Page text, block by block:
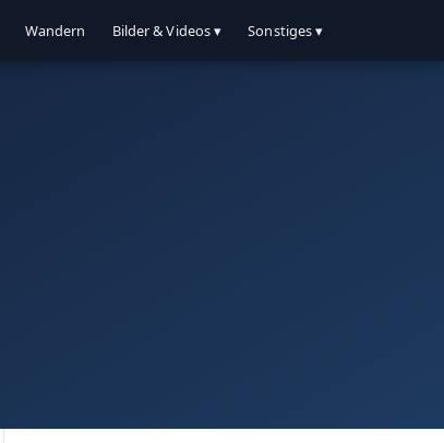
Wandern Bilder & Videos ▾ Sonstiges ▾